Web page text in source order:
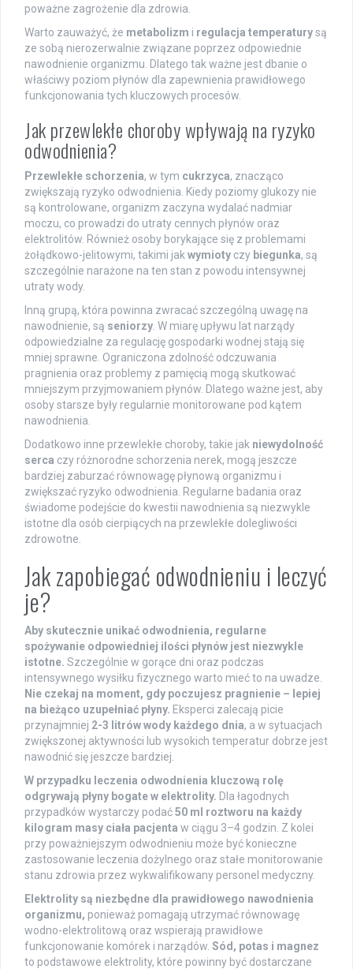
poważne zagrożenie dla zdrowia.
Warto zauważyć, że metabolizm i regulacja temperaturysą
ze sobą nierozerwalnie związane poprzez odpowiednie
nawodnienie organizmu. Dlatego tak ważne jest dbanie o
właściwy poziom płynów dla zapewnienia prawidłowego
funkcjonowania tych kluczowych procesów.
Jak przewlekłe choroby wpływają na ryzyko
odwodnienia?
Przewlekłe schorzenia, w tym cukrzyca, znacząco
zwiększają ryzyko odwodnienia. Kiedy poziomy glukozy nie
są kontrolowane, organizm zaczyna wydalać nadmiar
moczu, co prowadzi do utraty cennych płynów oraz
elektrolitów. Również osoby borykające się z problemami
żołądkowo-jelitowymi, takimi jak wymioty czy biegunka, są
szczególnie narażone na ten stan z powodu intensywnej
utraty wody.
Inną grupą, która powinna zwracać szczególną uwagę na
nawodnienie, są seniorzy . W miarę upływu lat narządy
odpowiedzialne za regulację gospodarki wodnej stają się
mniej sprawne. Ograniczona zdolność odczuwania
pragnienia oraz problemy z pamięcią mogą skutkować
mniejszym przyjmowaniem płynów. Dlatego ważne jest, aby
osoby starsze były regularnie monitorowane pod kątem
nawodnienia.
Dodatkowo inne przewlekłe choroby, takie jak niewydolność
serca czy różnorodne schorzenia nerek, mogą jeszcze
bardziej zaburzać równowagę płynową organizmu i
zwiększać ryzyko odwodnienia. Regularne badania oraz
świadome podejście do kwestii nawodnienia są niezwykle
istotne dla osób cierpiących na przewlekłe dolegliwości
zdrowotne.
Jak zapobiegać odwodnieniu i leczyć
je?
Aby skutecznie unikać odwodnienia, regularne
spożywanie odpowiedniej ilości płynów jest niezwykle
istotne. Szczególnie w gorące dni oraz podczas
intensywnego wysiłku fizycznego warto mieć to na uwadze.
Nie czekaj na moment, gdy poczujesz pragnienie – lepiej
na bieżąco uzupełniać płyny. Eksperci zalecają picie
przynajmniej 2-3 litrów wody każdego dnia, a w sytuacjach
zwiększonej aktywności lub wysokich temperatur dobrze jest
nawodnić się jeszcze bardziej.
W przypadku leczenia odwodnienia kluczową rolę
odgrywają płyny bogate w elektrolity. Dla łagodnych
przypadków wystarczy podać50 ml roztworu na każdy
kilogram masy ciała pacjenta w ciągu 3–4 godzin. Z kolei
przy poważniejszym odwodnieniu może być konieczne
zastosowanie leczenia dożylnego oraz stałe monitorowanie
stanu zdrowia przez wykwalifikowany personel medyczny.
Elektrolity są niezbędne dla prawidłowego nawodnienia
organizmu, ponieważ pomagają utrzymać równowagę
wodno-elektrolitową oraz wspierają prawidłowe
funkcjonowanie komórek i narządów. Sód, potas i magnez
to podstawowe elektrolity, które powinny być dostarczane